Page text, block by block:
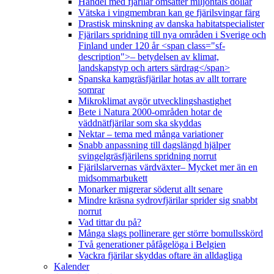
Vätska i vingmembran kan ge fjärilsvingar färg
Drastisk minskning av danska habitatspecialister
Fjärilars spridning till nya områden i Sverige och
Finland under 120 år <span class="sf-
description">– betydelsen av klimat,
landskapstyp och arters särdrag</span>
Spanska kamgräsfjärilar hotas av allt torrare
somrar
Mikroklimat avgör utvecklingshastighet
Bete i Natura 2000-områden hotar de
väddnätfjärilar som ska skyddas
Nektar – tema med många variationer
Snabb anpassning till dagslängd hjälper
svingelgräsfjärilens spridning norrut
Fjärilslarvernas värdväxter– Mycket mer än en
midsommarbukett
Monarker migrerar söderut allt senare
Mindre kräsna sydrovfjärilar sprider sig snabbt
norrut
Vad tittar du på?
Många slags pollinerare ger större bomullsskörd
Två generationer påfågelöga i Belgien
Vackra fjärilar skyddas oftare än alldagliga
Kalender